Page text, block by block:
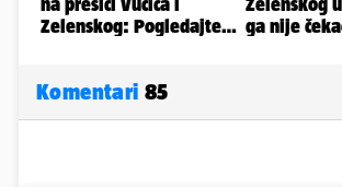
Komentari 85